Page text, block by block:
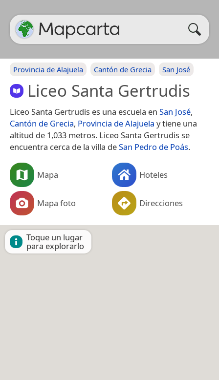
Provincia de Alajuela Cantón de Grecia San José
Liceo Santa Gertrudis
Liceo Santa Gertrudis es una escuela en San José,
Cantón de Grecia, Provincia de Alajuela y tiene una
altitud de 1,033 metros. Liceo Santa Gertrudis se
encuentra cerca de la villa deSan Pedro de Poás.
Mapa Hoteles
Mapa foto Direcciones
Toque un lugar
para explorarlo